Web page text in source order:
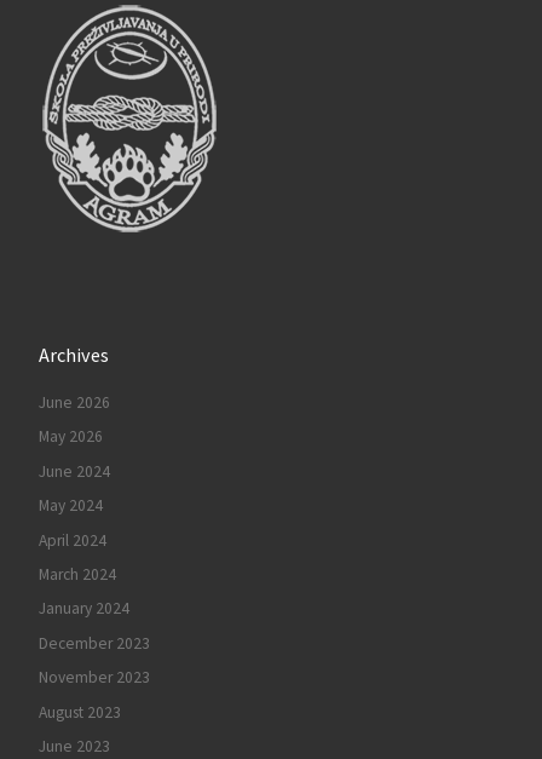
Archives
June 2026
May 2026
June 2024
May 2024
April 2024
March 2024
January 2024
December 2023
November 2023
August 2023
June 2023